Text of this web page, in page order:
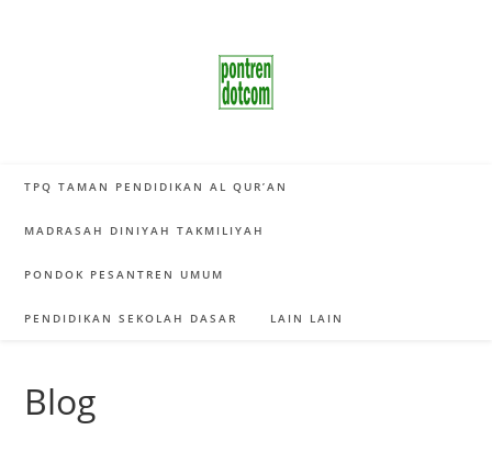
TPQ TAMAN PENDIDIKAN AL QUR’AN
MADRASAH DINIYAH TAKMILIYAH
PONDOK PESANTREN UMUM
PENDIDIKAN SEKOLAH DASAR LAIN LAIN
Blog